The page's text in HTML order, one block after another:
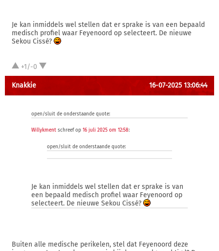
Je kan inmiddels wel stellen dat er sprake is van een bepaald
medisch profiel waar Feyenoord op selecteert. De nieuwe
Sekou Cissé?
+1/-0
Knakkie 16-07-2025 13:06:44
open/sluit de onderstaande quote:
Willykment schreef op 16 juli 2025 om 12:58:
open/sluit de onderstaande quote:
Je kan inmiddels wel stellen dat er sprake is van
een bepaald medisch profiel waar Feyenoord op
selecteert. De nieuwe Sekou Cissé?
Buiten alle medische perikelen, stel dat Feyenoord deze